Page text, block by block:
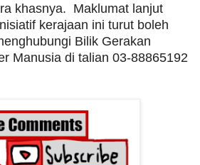
khasnya. Maklumat lanjut
kerajaan ini turut boleh
Bilik Gerakan
Manusia di talian 03-88865192